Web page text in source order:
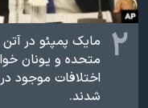
۲
مایک پمپئو در آتن
متحده و یونان
اختلافات موجود
شدند.